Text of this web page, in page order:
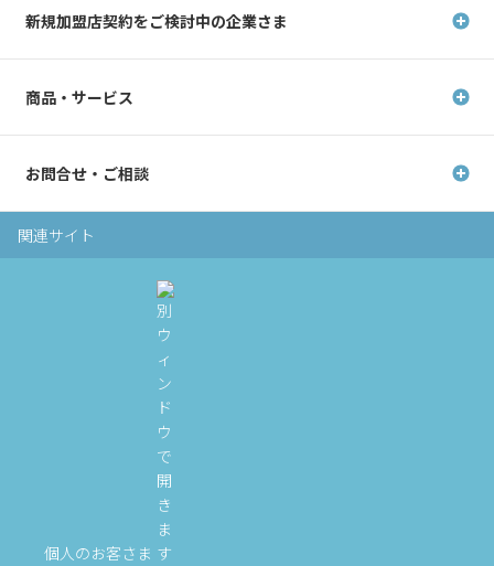
新規加盟店契約をご検討中の企業さま
商品・サービス
お問合せ・ご相談
関連サイト
個人のお客さま